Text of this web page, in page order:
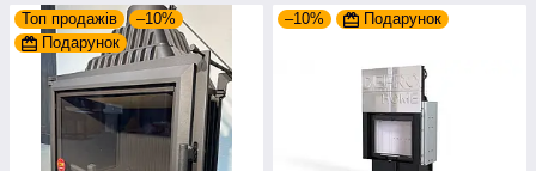
Топ продажів
–10%
Подарунок
–10% Подарунок